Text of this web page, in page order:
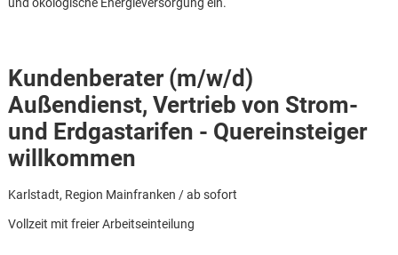
und ökologische Energieversorgung ein.
Kundenberater (m/w/d)
Außendienst, Vertrieb von Strom-
und Erdgastarifen - Quereinsteiger
willkommen
Karlstadt, Region Mainfranken / ab sofort
Vollzeit mit freier Arbeitseinteilung
Karte anzeigen